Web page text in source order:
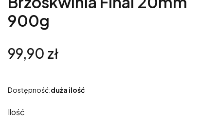
900g
Cena
99,90 zł
Dostępność:duża ilość
Ilość